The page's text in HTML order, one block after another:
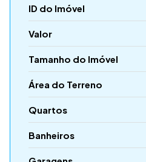
ID do Imóvel
Valor
Tamanho do Imóvel
Área do Terreno
Quartos
Banheiros